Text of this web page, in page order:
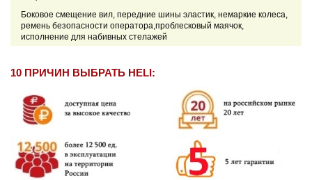
Боковое смещение вил, передние шины эластик, немаркие колеса,
ремень безопасности оператора,проблесковый маячок,
исполнение для набивных стелажей
10 ПРИЧИН ВЫБРАТЬ HELI: